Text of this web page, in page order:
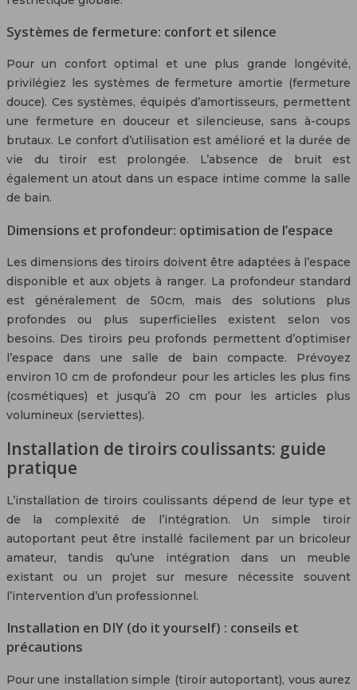
Systèmes de fermeture: confort et silence
Pour un confort optimal et une plus grande longévité,
privilégiez les systèmes de fermeture amortie (fermeture
douce). Ces systèmes, équipés d’amortisseurs, permettent
une fermeture en douceur et silencieuse, sans à-coups
brutaux. Le confort d’utilisation est amélioré et la durée de
vie du tiroir est prolongée. L’absence de bruit est
également un atout dans un espace intime comme la salle
de bain.
Dimensions et profondeur: optimisation de l’espace
Les dimensions des tiroirs doivent être adaptées à l’espace
disponible et aux objets à ranger. La profondeur standard
est généralement de 50cm, mais des solutions plus
profondes ou plus superficielles existent selon vos
besoins. Des tiroirs peu profonds permettent d’optimiser
l’espace dans une salle de bain compacte. Prévoyez
environ 10 cm de profondeur pour les articles les plus fins
(cosmétiques) et jusqu’à 20 cm pour les articles plus
volumineux (serviettes).
Installation de tiroirs coulissants: guide
pratique
L’installation de tiroirs coulissants dépend de leur type et
de la complexité de l’intégration. Un simple tiroir
autoportant peut être installé facilement par un bricoleur
amateur, tandis qu’une intégration dans un meuble
existant ou un projet sur mesure nécessite souvent
l’intervention d’un professionnel.
Installation en DIY (do it yourself) : conseils et
précautions
Pour une installation simple (tiroir autoportant), vous aurez